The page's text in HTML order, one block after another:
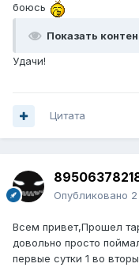
боюсь
Показать
Удачи!
Цитата
Опубликовано
Всем привет,Прошел
довольно просто
первые сутки 1 во